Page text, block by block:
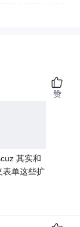
其实和
表单这些扩
赞